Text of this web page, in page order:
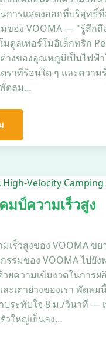
นการแสดงออกที่บริสุทธิ์
ของ VOOMA — "รู้สึกถึ
ดูลเทอร์โมอิเล็กทริก
างของอุณหภูมิเป็นไฟฟ้า
ราที่ร้อนใด ๆ และความ
ดลม…
ป์ความเร็วสูง
ร็วสูงของ VOOMA ขย
รรมของ VOOMA ไปยัง
ยความเข้มงวดในการผ
ะเตาย่างของเรา พัดลม
ประทับใจ 8 ม./วินาที —
วใหญ่เย็นลง…